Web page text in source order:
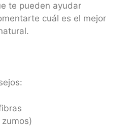
te pueden ayudar
cuál es el mejor